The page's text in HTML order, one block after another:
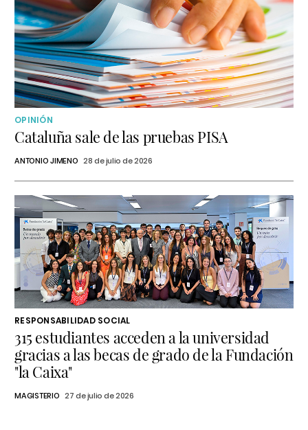
OPINIÓN
Cataluña sale de las pruebas PISA
ANTONIO JIMENO 28 de julio de 2026
RESPONSABILIDAD SOCIAL
315 estudiantes acceden a la universidad
gracias a las becas de grado de la Fundación
"la Caixa"
MAGISTERIO 27 de julio de 2026